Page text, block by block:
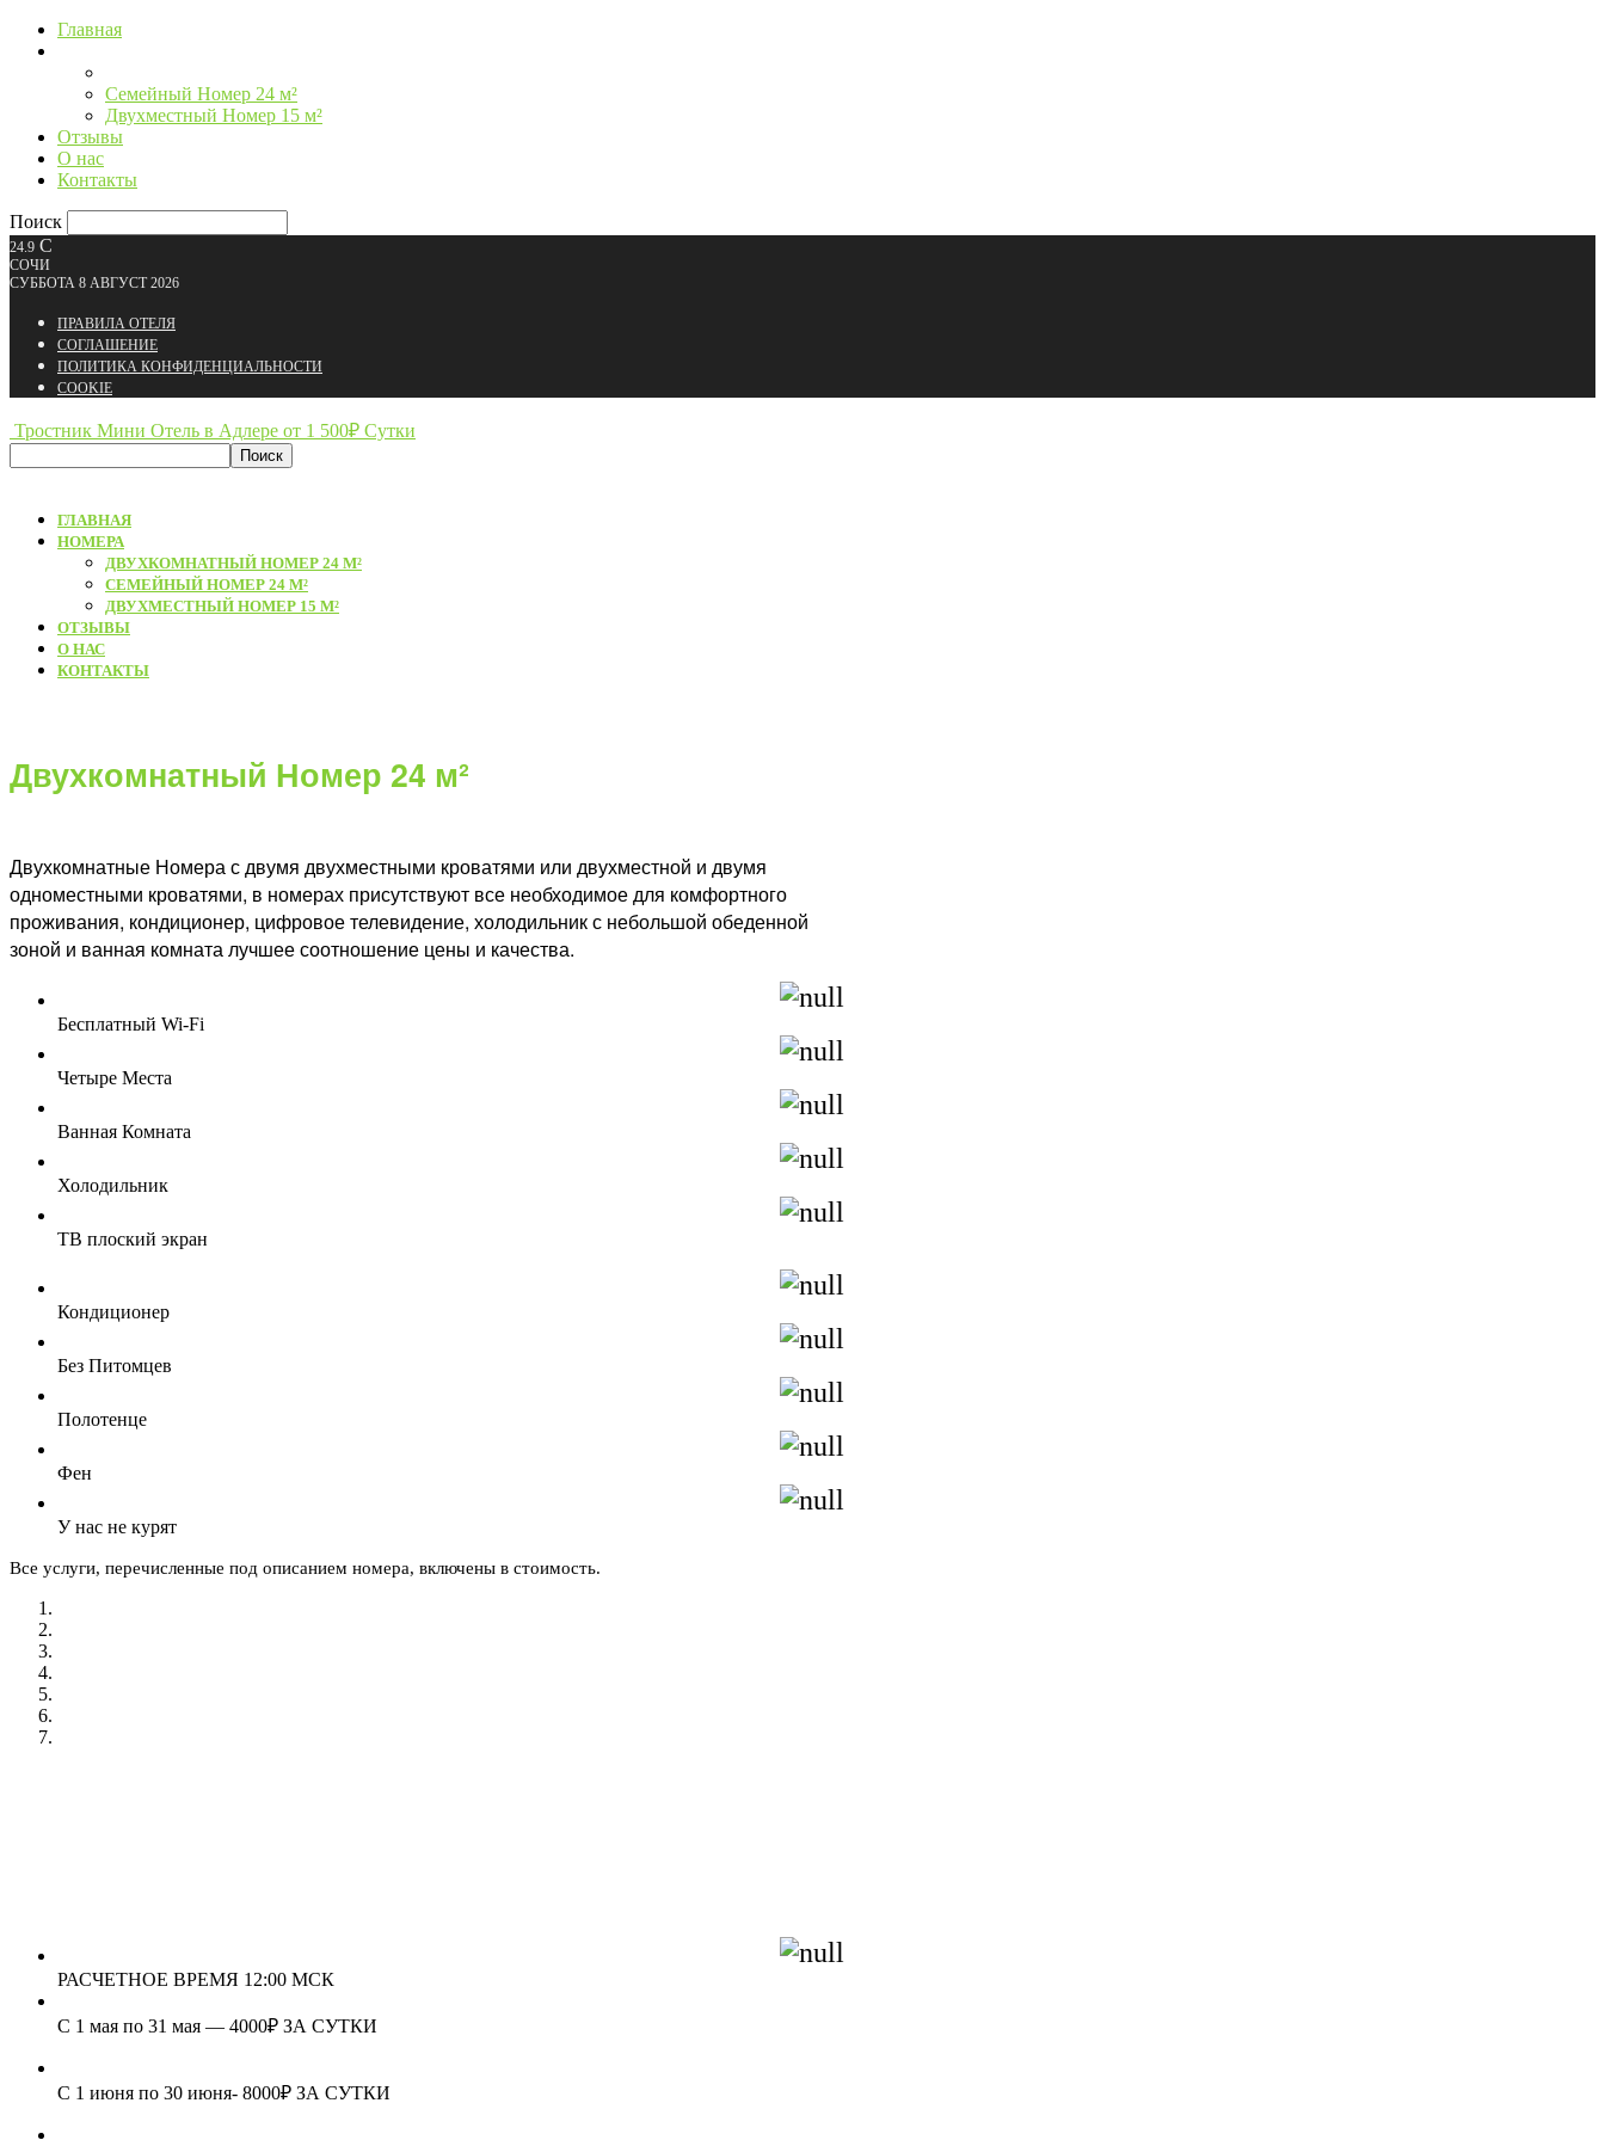
Главная
Семейный Номер 24 м²
Двухместный Номер 15 м²
Отзывы
О нас
Контакты
Поиск
24.9 C
СОЧИ
СУББОТА 8 АВГУСТ 2026
ПРАВИЛА ОТЕЛЯ
СОГЛАШЕНИЕ
ПОЛИТИКА КОНФИДЕНЦИАЛЬНОСТИ
СOOKIE
Тростник Мини Отель в Адлере от 1 500₽ Сутки
ГЛАВНАЯ
НОМЕРА
ДВУХКОМНАТНЫЙ НОМЕР 24 М²
СЕМЕЙНЫЙ НОМЕР 24 М²
ДВУХМЕСТНЫЙ НОМЕР 15 М²
ОТЗЫВЫ
О НАС
КОНТАКТЫ
Двухкомнатный Номер 24 м²
Двухкомнатные Номера с двумя двухместными кроватями или двухместной и двумя
одноместными кроватями, в номерах присутствуют все необходимое для комфортного
проживания, кондиционер, цифровое телевидение, холодильник с небольшой обеденной
зоной и ванная комната лучшее соотношение цены и качества.
Бесплатный Wi-Fi
Четыре Места
Ванная Комната
Холодильник
ТВ плоский экран
Кондиционер
Без Питомцев
Полотенце
Фен
У нас не курят
Все услуги, перечисленные под описанием номера, включены в стоимость.
РАСЧЕТНОЕ ВРЕМЯ 12:00 МСК
С 1 мая по 31 мая — 4000₽ ЗА СУТКИ
С 1 июня по 30 июня- 8000₽ ЗА СУТКИ